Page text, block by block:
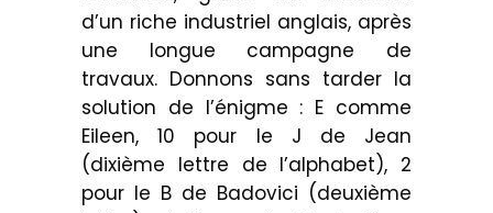
d’un riche industriel anglais, après
une longue campagne de
travaux. Donnons sans tarder la
solution de l’énigme : E comme
Eileen, 10 pour le J de Jean
(dixième lettre de l’alphabet), 2
pour le B de Badovici (deuxième